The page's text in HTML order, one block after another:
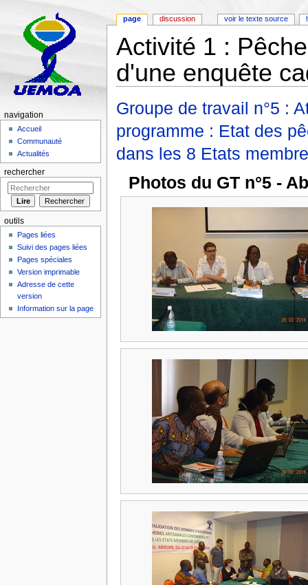
Activité 1 :
d'une enquête
Groupe de travail n°5 :
programme : Etat des
dans les 8 Etats
Photos du GT n°5 -
page discussion voir le texte source
navigation
Accueil
Communauté
Actualités
rechercher
outils
Pages liées
Suivi des pages liées
Pages spéciales
Version imprimable
Adresse de cette
version
Information sur la page